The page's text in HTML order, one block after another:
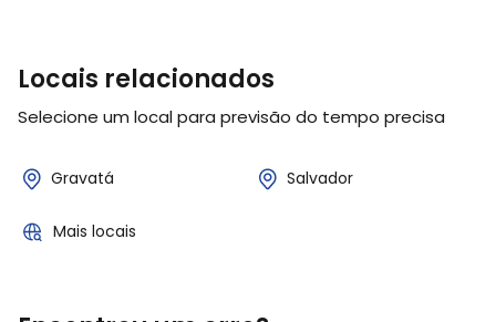
Locais relacionados
Selecione um local para previsão do tempo precisa
Gravatá Salvador
Mais locais